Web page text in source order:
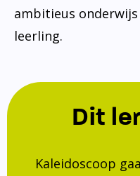
ambitieus
leerling.
Dit
Kaleidoscoop